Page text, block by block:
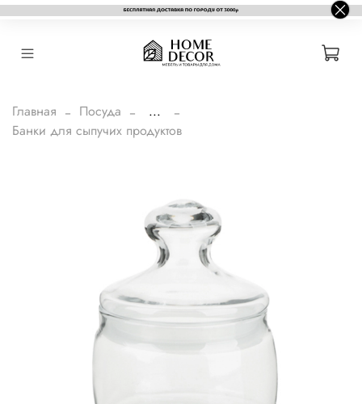
Главная Посуда
...
Банки для сыпучих продуктов